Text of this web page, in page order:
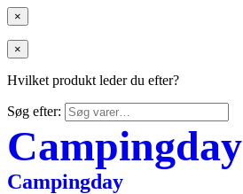
×
×
Hvilket produkt leder du efter?
Søg efter:
Campingday
Campingday